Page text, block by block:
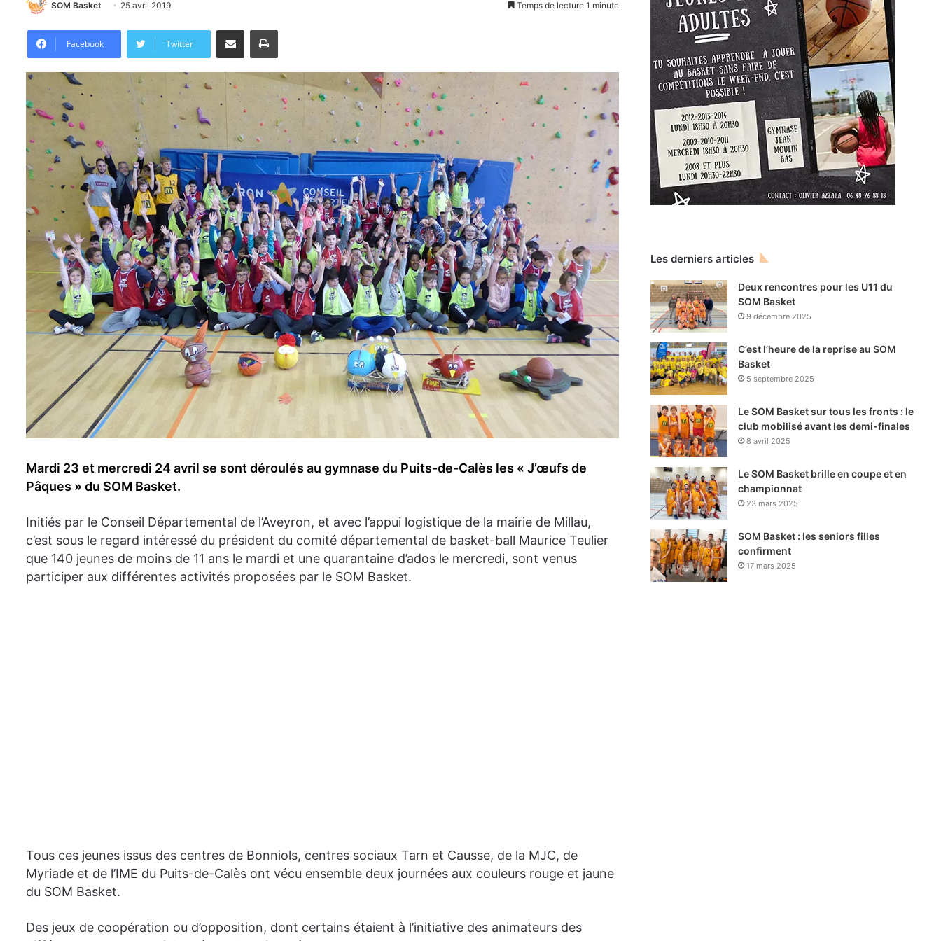
SOM Basket 25 avril 2019 Temps de lecture 1 minute
Facebook Twitter
Mardi 23 et mercredi 24 avril se sont déroulés au gymnase du Puits-de-Calès les « J’œufs de
Pâques » du SOM Basket.
Initiés par le Conseil Départemental de l’Aveyron, et avec l’appui logistique de la mairie de Millau,
c’est sous le regard intéressé du président du comité départemental de basket-ball Maurice Teulier
que 140 jeunes de moins de 11 ans le mardi et une quarantaine d’ados le mercredi, sont venus
participer aux différentes activités proposées par le SOM Basket.
Tous ces jeunes issus des centres de Bonniols, centres sociaux Tarn et Causse, de la MJC, de
Myriade et de l’IME du Puits-de-Calès ont vécu ensemble deux journées aux couleurs rouge et jaune
du SOM Basket.
Des jeux de coopération ou d’opposition, dont certains étaient à l’initiative des animateurs des
Les derniers articles
Deux rencontres pour les U11 du
SOM Basket
9 décembre 2025
C’est l’heure de la reprise au SOM
Basket
5 septembre 2025
Le SOM Basket sur tous les fronts : le
club mobilisé avant les demi-finales
8 avril 2025
Le SOM Basket brille en coupe et en
championnat
23 mars 2025
SOM Basket : les seniors filles
confirment
17 mars 2025